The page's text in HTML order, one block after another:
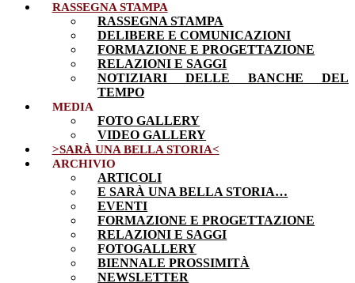
RASSEGNA STAMPA
RASSEGNA STAMPA
DELIBERE E COMUNICAZIONI
FORMAZIONE E PROGETTAZIONE
RELAZIONI E SAGGI
NOTIZIARI DELLE BANCHE DEL
TEMPO
MEDIA
FOTO GALLERY
VIDEO GALLERY
>SARÀ UNA BELLA STORIA<
ARCHIVIO
ARTICOLI
E SARÀ UNA BELLA STORIA…
EVENTI
FORMAZIONE E PROGETTAZIONE
RELAZIONI E SAGGI
FOTOGALLERY
BIENNALE PROSSIMITÀ
NEWSLETTER